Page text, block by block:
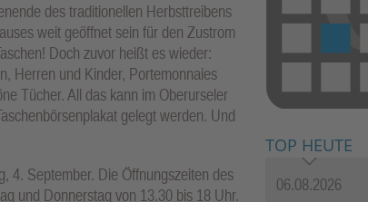
des traditionellen Herbsttreibens
weit geöffnet sein für den Zustrom
Doch zuvor heißt es wieder:
Herren und Kinder, Portemonnaies
Tücher. All das kann im Oberurseler
gelegt werden. Und
4. September. Die Öffnungszeiten des
und Donnerstag von 13.30 bis 18 Uhr.
TOP HEUTE
06.08.2026